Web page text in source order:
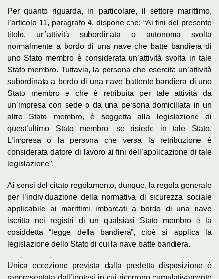
Per quanto riguarda, in particolare, il settore marittimo,
l’articolo 11, paragrafo 4, dispone che: “Ai fini del presente
titolo, un’attività subordinata o autonoma svolta
normalmente a bordo di una nave che batte bandiera di
uno Stato membro è considerata un’attività svolta in tale
Stato membro. Tuttavia, la persona che esercita un’attività
subordinata a bordo di una nave battente bandiera di uno
Stato membro e che è retribuita per tale attività da
un’impresa con sede o da una persona domiciliata in un
altro Stato membro, è soggetta alla legislazione di
quest’ultimo Stato membro, se risiede in tale Stato.
L’impresa o la persona che versa la retribuzione è
considerata datore di lavoro ai fini dell’applicazione di tale
legislazione”.
Ai sensi del citato regolamento, dunque, la regola generale
per l’individuazione della normativa di sicurezza sociale
applicabile ai marittimi imbarcati a bordo di una nave
iscritta nei registri di un qualsiasi Stato membro è la
cosiddetta “legge della bandiera”, cioè si applica la
legislazione dello Stato di cui la nave batte bandiera.
Unica eccezione prevista dalla predetta disposizione è
rappresentata dall’ipotesi in cui ricorrono cumulativamente